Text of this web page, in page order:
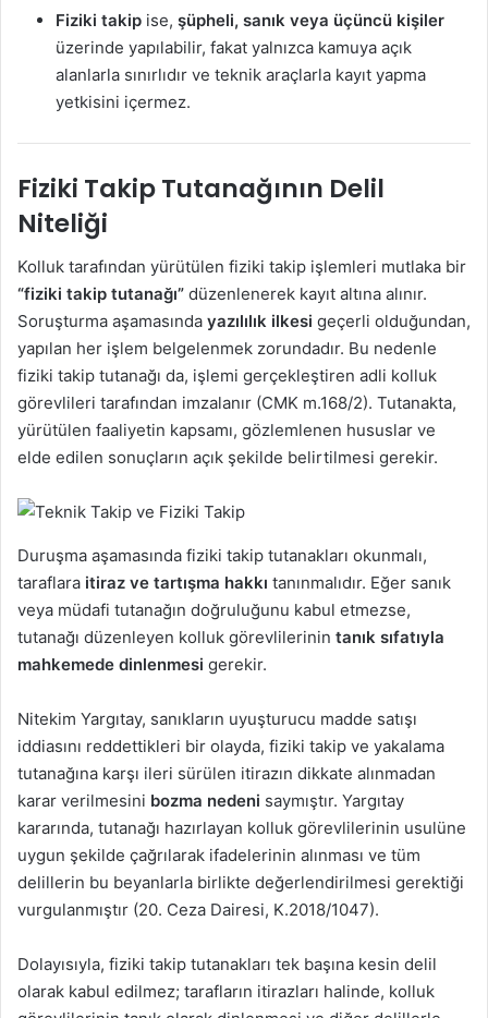
Fiziki takip ise, şüpheli, sanık veya üçüncü kişiler
üzerinde yapılabilir, fakat yalnızca kamuya açık
alanlarla sınırlıdır ve teknik araçlarla kayıt yapma
yetkisini içermez.
Fiziki Takip Tutanağının Delil
Niteliği
Kolluk tarafından yürütülen fiziki takip işlemleri mutlaka bir
“fiziki takip tutanağı” düzenlenerek kayıt altına alınır.
Soruşturma aşamasında yazılılık ilkesi geçerli olduğundan,
yapılan her işlem belgelenmek zorundadır. Bu nedenle
fiziki takip tutanağı da, işlemi gerçekleştiren adli kolluk
görevlileri tarafından imzalanır (CMK m.168/2). Tutanakta,
yürütülen faaliyetin kapsamı, gözlemlenen hususlar ve
elde edilen sonuçların açık şekilde belirtilmesi gerekir.
Duruşma aşamasında fiziki takip tutanakları okunmalı,
taraflara itiraz ve tartışma hakkı tanınmalıdır. Eğer sanık
veya müdafi tutanağın doğruluğunu kabul etmezse,
tutanağı düzenleyen kolluk görevlilerinin tanık sıfatıyla
mahkemede dinlenmesi gerekir.
Nitekim Yargıtay, sanıkların uyuşturucu madde satışı
iddiasını reddettikleri bir olayda, fiziki takip ve yakalama
tutanağına karşı ileri sürülen itirazın dikkate alınmadan
karar verilmesini bozma nedeni saymıştır. Yargıtay
kararında, tutanağı hazırlayan kolluk görevlilerinin usulüne
uygun şekilde çağrılarak ifadelerinin alınması ve tüm
delillerin bu beyanlarla birlikte değerlendirilmesi gerektiği
vurgulanmıştır (20. Ceza Dairesi, K.2018/1047).
Dolayısıyla, fiziki takip tutanakları tek başına kesin delil
olarak kabul edilmez; tarafların itirazları halinde, kolluk